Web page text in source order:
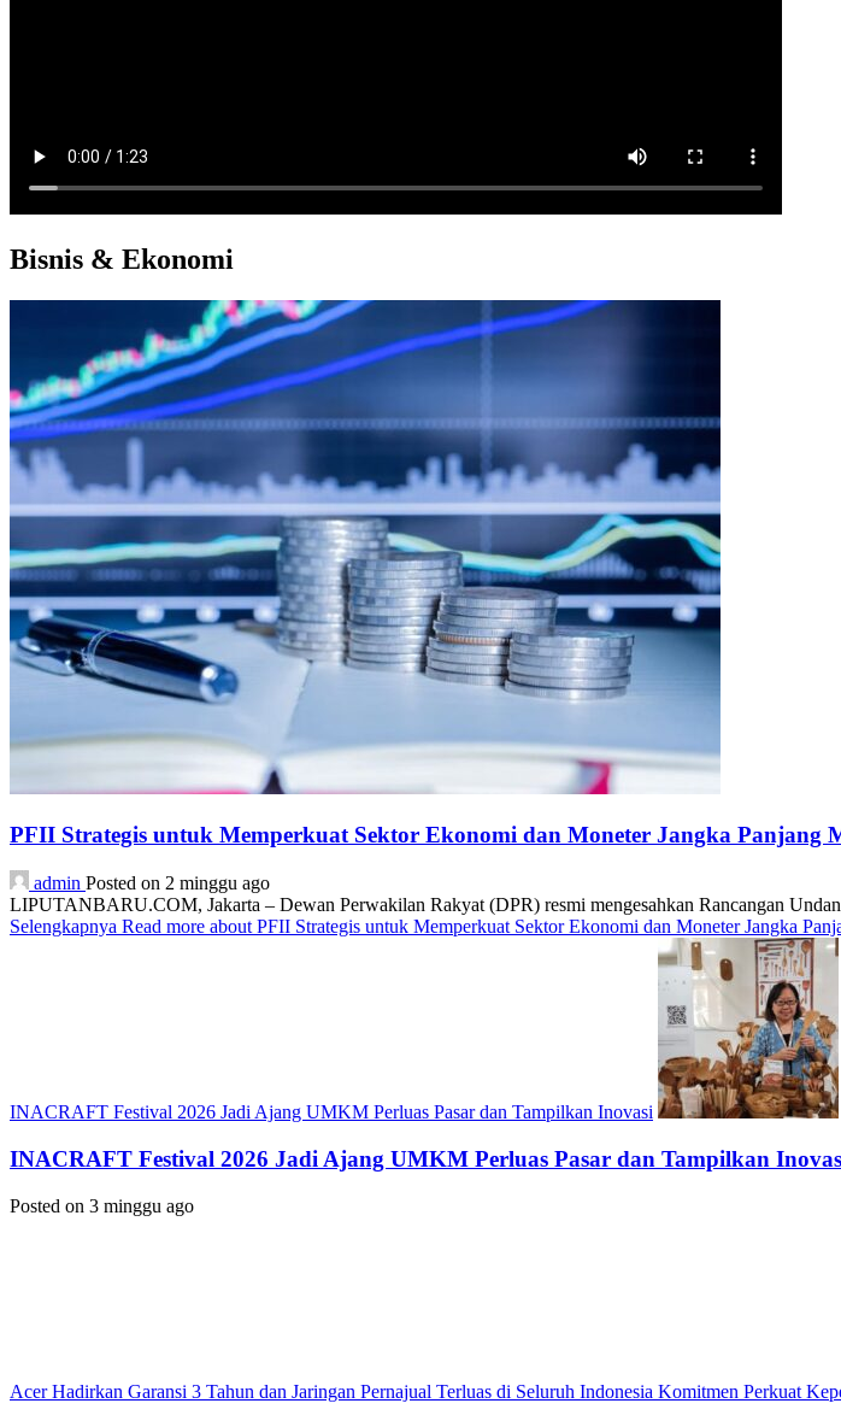
Bisnis & Ekonomi
PFII Strategis untuk Memperkuat Sektor Ekonomi dan Moneter Jangka Panjang
admin Posted on 2 minggu ago
LIPUTANBARU.COM, Jakarta – Dewan Perwakilan Rakyat (DPR) resmi mengesahkan Rancangan
Selengkapnya Read more about PFII Strategis untuk Memperkuat Sektor Ekonomi dan Moneter Jangka
INACRAFT Festival 2026 Jadi Ajang UMKM Perluas Pasar dan Tampilkan Inovasi
INACRAFT Festival 2026 Jadi Ajang UMKM Perluas Pasar dan Tampilkan
Posted on 3 minggu ago
Acer Hadirkan Garansi 3 Tahun dan Jaringan Pernajual Terluas di Seluruh Indonesia Komitmen Perkuat